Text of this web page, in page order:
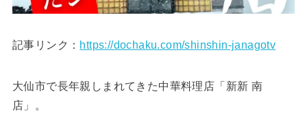
記事リンク： https://dochaku.com/shinshin-janagotv
大仙市で長年親しまれてきた中華料理店「新新 南
店」。